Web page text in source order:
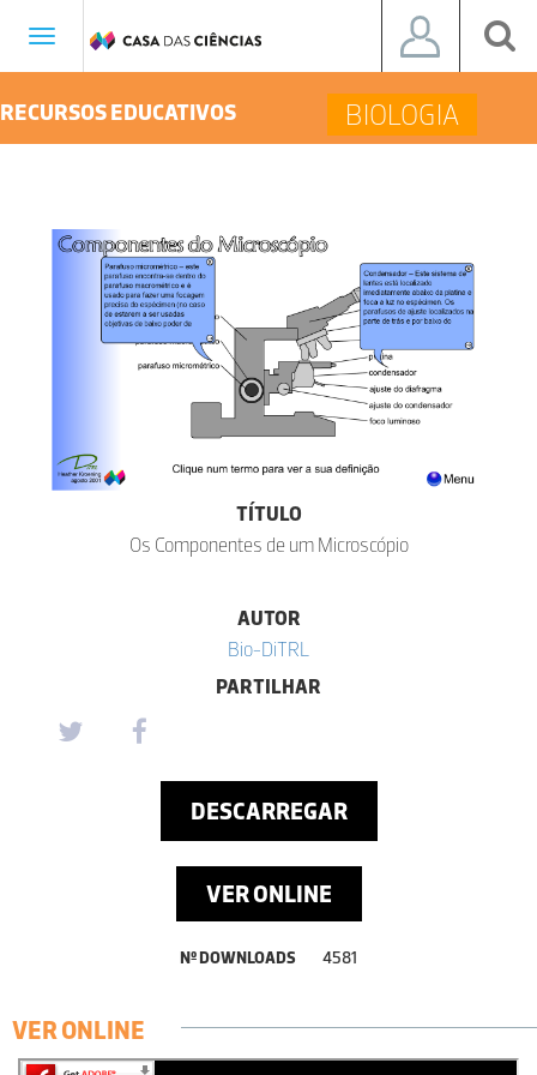
Toggle
RECURSOS EDUCATIVOS BIOLOGIA
TÍTULO
Os Componentes de um Microscópio
AUTOR
Bio-DiTRL
PARTILHAR
DESCARREGAR
VER ONLINE
Nº DOWNLOADS 4581
VER ONLINE